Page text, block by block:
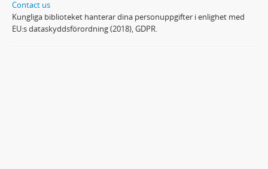
Contact us
Kungliga biblioteket hanterar dina personuppgifter i enlighet med
EU:s dataskyddsförordning (2018), GDPR.